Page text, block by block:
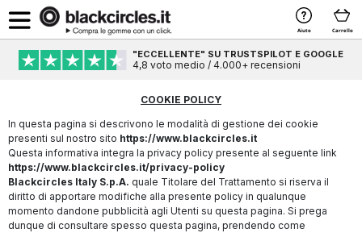
Aiuto Carrello
"ECCELLENTE" SU TRUSTSPILOT E GOOGLE
4,8 voto medio / 4.000+ recensioni
COOKIE POLICY
In questa pagina si descrivono le modalità di gestione dei cookie
presenti sul nostro sito https://www.blackcircles.it
Questa informativa integra la privacy policy presente al seguente link
https://www.blackcircles.it/privacy-policy
Blackcircles Italy S.p.A. quale Titolare del Trattamento si riserva il
diritto di apportare modifiche alla presente policy in qualunque
momento dandone pubblicità agli Utenti su questa pagina. Si prega
dunque di consultare spesso questa pagina, prendendo come